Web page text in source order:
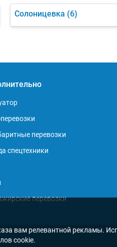
Солоницевка (6)
перевозки
спецтехники
перевозки
вам релевантной рекламы.
cookie.